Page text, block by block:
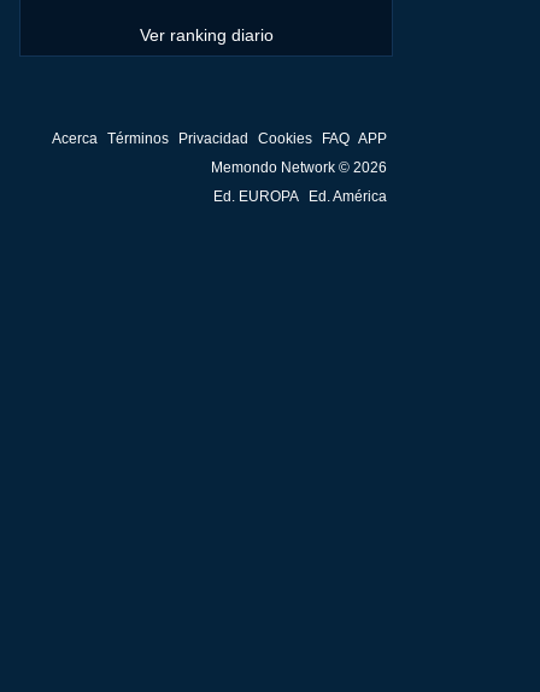
Ver ranking diario
Acerca Términos Privacidad Cookies FAQ APP
Memondo Network © 2026
Ed. EUROPA
Ed. América